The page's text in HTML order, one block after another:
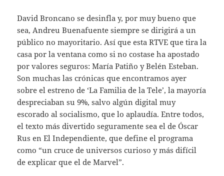
David Broncano se desinfla y, por muy bueno que
sea, Andreu Buenafuente siempre se dirigirá a un
público no mayoritario. Así que esta RTVE que tira la
casa por la ventana como si no costase ha apostado
por valores seguros: María Patiño y Belén Esteban.
Son muchas las crónicas que encontramos ayer
sobre el estreno de ‘La Familia de la Tele’, la mayoría
despreciaban su 9%, salvo algún digital muy
escorado al socialismo, que lo aplaudía. Entre todos,
el texto más divertido seguramente sea el de Óscar
Rus en El Independiente, que define el programa
como “un cruce de universos curioso y más difícil
de explicar que el de Marvel”.